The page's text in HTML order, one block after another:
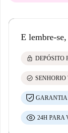
E lembre-
lock DEPÓSITO
check_circle
GARANTIA
24H PARA